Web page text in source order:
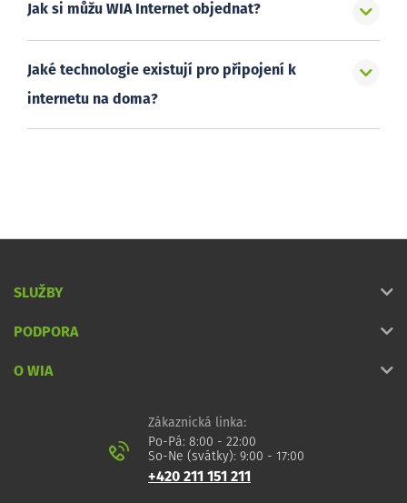
Jak si můžu WIA Internet objednat?
Jaké technologie existují pro připojení k
internetu na doma?
SLUŽBY
PODPORA
O WIA
Zákaznická linka:
Po-Pá: 8:00 - 22:00
So-Ne (svátky): 9:00 - 17:00
+420 211 151 211